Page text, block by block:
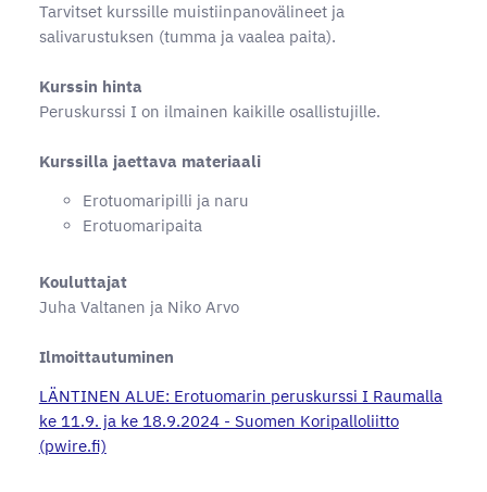
Tarvitset kurssille muistiinpanovälineet ja
salivarustuksen (tumma ja vaalea paita).
Kurssin hinta
Peruskurssi I on ilmainen kaikille osallistujille.
Kurssilla jaettava materiaali
Erotuomaripilli ja naru
Erotuomaripaita
Kouluttajat
Juha Valtanen ja Niko Arvo
Ilmoittautuminen
LÄNTINEN ALUE: Erotuomarin peruskurssi I Raumalla
ke 11.9. ja ke 18.9.2024 - Suomen Koripalloliitto
(pwire.fi)